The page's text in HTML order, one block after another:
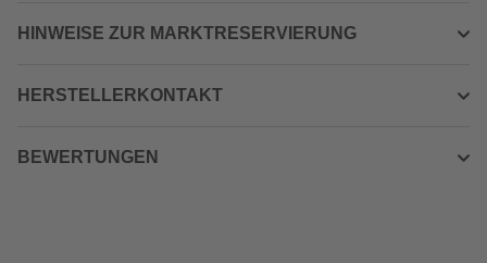
HINWEISE ZUR MARKTRESERVIERUNG
HERSTELLERKONTAKT
BEWERTUNGEN